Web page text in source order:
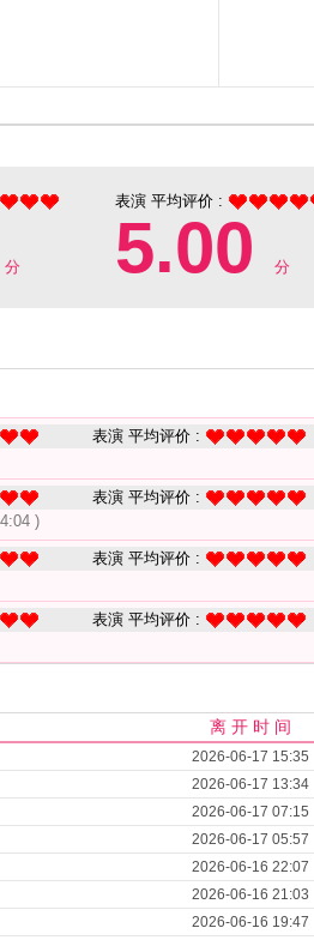
分
表演 平均评价 :
5.00 分
表演 平均评价 :
表演 平均评价 :
)
表演 平均评价 :
表演 平均评价 :
离 开 时 间
2026-06-17 15:35
2026-06-17 13:34
2026-06-17 07:15
2026-06-17 05:57
2026-06-16 22:07
2026-06-16 21:03
2026-06-16 19:47